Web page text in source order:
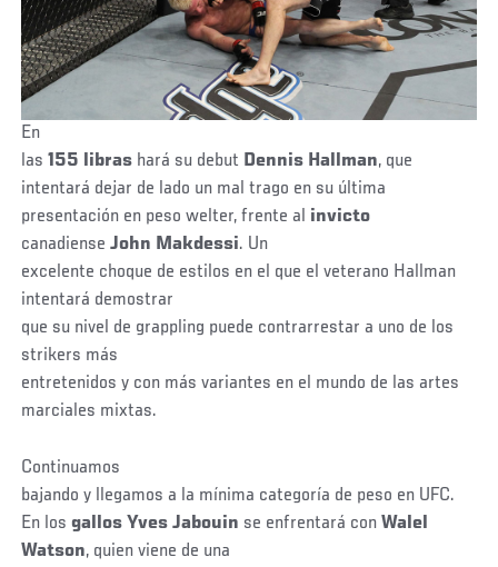
En
las155 libras hará su debut Dennis Hallman, que
intentará dejar de lado un mal trago en su última
presentación en peso welter, frente al invicto
canadienseJohn Makdessi. Un
excelente choque de estilos en el que el veterano Hallman
intentará demostrar
que su nivel de grappling puede contrarrestar a uno de los
strikers más
entretenidos y con más variantes en el mundo de las artes
marciales mixtas.
Continuamos
bajando y llegamos a la mínima categoría de peso en UFC.
En losgallos Yves Jabouin se enfrentará conWalel
Watson, quien viene de una